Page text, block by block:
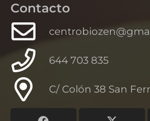
Contacto
644 703 835
C/ Colón 38 San